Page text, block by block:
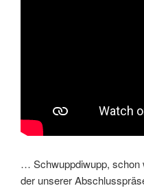
… Schwuppdiwupp, schon
der unserer